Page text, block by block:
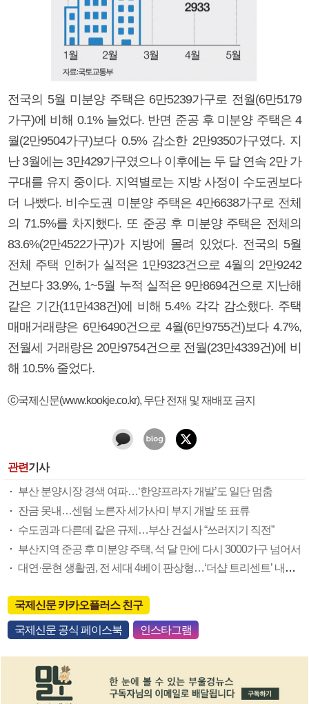
전국의 5월 미분양 주택은 6만5239가구로 전월(6만5179
가구)에 비해 0.1% 늘었다. 반면 준공 후 미분양 주택은 4
월(2만9504가구)보다 0.5% 감소한 2만9350가구였다. 지
난 3월에는 3만429가구였으나 이후에는 두 달 연속 2만 가
구대를 유지 중이다. 지역별로는 지방 사정이 수도권보다
더 나빴다. 비수도권 미분양 주택은 4만6638가구로 전체
의 71.5%를 차지했다. 또 준공 후 미분양 주택은 전체의
83.6%(2만4522가구)가 지방에 몰려 있었다. 전국의 5월
전체 주택 인허가 실적은 1만9323건으로 4월의 2만9242
건보다 33.9%, 1~5월 누적 실적은 9만8694건으로 지난해
같은 기간(11만438건)에 비해 5.4% 각각 감소했다. 주택
매매거래량은 6만6490건으로 4월(6만9755건)보다 4.7%,
전월세 거래랑은 20만9754건으로 전월(23만4339건)에 비
해 10.5% 줄었다.
ⓒ국제신문(www.kookje.co.kr), 무단 전재 및 재배포 금지
관련기사
부산 분양시장 경색 여파…‘한양프라자 개발’도 일단 멈춤
잔금 못내…센텀 노른자 세가사미 부지 개발 또 표류
수도권과 다른데 같은 규제…부산 건설사 “쓰러지기 직전”
부산지역 준공 후 미분양 주택, 석 달 만에 다시 3000가구 넘어서
대연·문현 생활권, 전 세대 4베이 판상형…‘더샵 트리센트’ 내달 분양
국제신문 카카오플러스 친구
국제신문 공식 페이스북 인스타그램